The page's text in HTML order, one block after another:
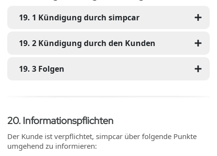
19. 1 Kündigung durch simpcar
19. 2 Kündigung durch den Kunden
19. 3 Folgen
20.Informationspflichten
Der Kunde ist verpflichtet, simpcar über folgende Punkte
umgehend zu informieren: